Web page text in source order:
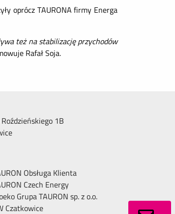
oprócz TAURONA firmy Energa
też na stabilizację przychodów
Rafał Soja.
1B
Obsługa Klienta
Czech Energy
Grupa TAURON sp. z o.o.
Czatkowice